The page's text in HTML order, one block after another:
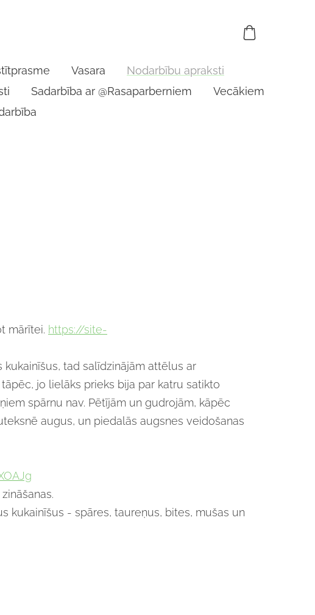
Vasara
Nodarbību apraksti
Sadarbība ar @Rasaparberniem
Vecākiem
mārītei. https://site-
tad salīdzinājām attēlus ar
jo lielāks prieks bija par katru satikto
spārnu nav. Pētījām un gudrojām, kāpēc
augus, un piedalās augsnes veidošanas
kukainīšus - spāres, taureņus, bites, mušas un